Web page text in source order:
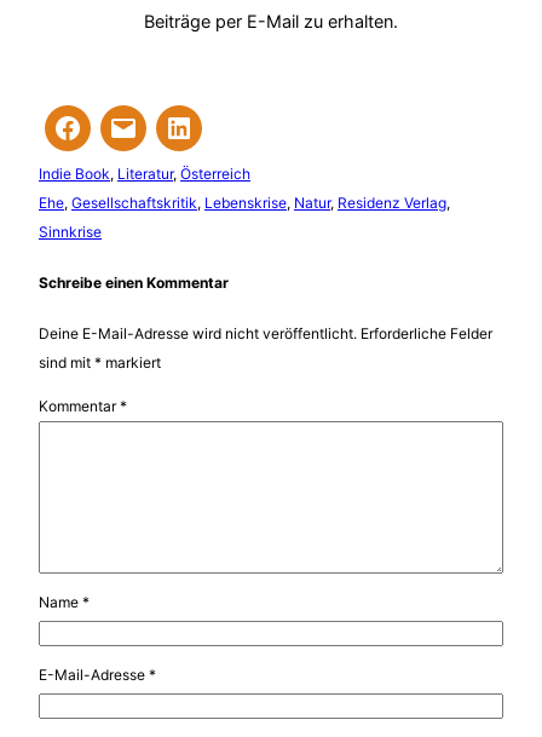
Beiträge per E-Mail zu erhalten.
Indie Book, Literatur, Österreich
Ehe, Gesellschaftskritik, Lebenskrise, Natur, Residenz Verlag
Sinnkrise
Schreibe einen Kommentar
Deine E-Mail-Adresse wird nicht veröffentlicht. Erforderliche Felder
sind mit * markiert
Kommentar*
Name *
E-Mail-Adresse *